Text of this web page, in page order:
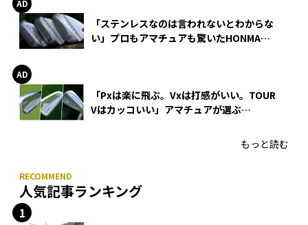
「ステンレスなのは言われないとわからな
い」プロもアマチュアも驚いたHONMA
「Pxは楽に飛ぶ。Vxは打感がいい。TOUR
Vはカッコいい」アマチュアが選ぶ
もっと読む
人気記事ランキング